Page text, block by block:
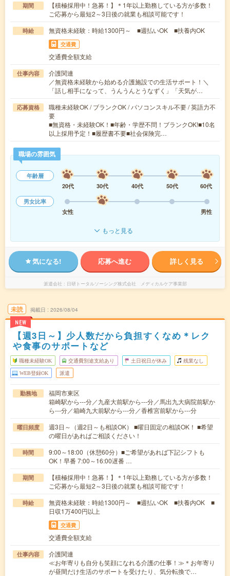
期間
【積極採用中！急募！】＊1年以上勤務している方が多数！
ご応募から最短2～3日後の就業も相談可能です！
時給 無資格未経験：時給1300円～ ■週払いOK ■扶養内OK
交通費
交通費全額支給
仕事内容
介護関連
／無資格未経験から始める介護施設での生活サポート！＼
「話し相手になって、うんうんとうなずく」「天気が…
応募資格
職種未経験OK / ブランクOK / パソコンスキル不要 / 英語力不
要
■無資格・未経験OK！■年齢・学歴不問！ブランクOK!■10名
以上採用予定！■履歴書不要■社会保険完…
職場の雰囲気
年齢層
20代
30代 40代 50代
60代
男女比率
女性
男性
もっと見る
気になる! 応募へ進む 詳しく見る
派遣会社 日研トータルソーシング株式会社 メディカルケア事業部
未読
NEW
掲載日 2026/08/04
【週3日～】少人数だから負担すくなめ＊レク
や食事のサポートなど
職種未経験OK 交通費別途支給あり 土日祝日が休み 残業なし
WEB登録OK 派遣
勤務地
福岡市東区
箱崎駅から---分／九産大前駅から---分／馬出九大病院前駅か
ら---分／箱崎九大前駅から---分／香椎宮前駅から---分
曜日頻度
週3日～（週2日～も相談OK） ■曜日固定の相談OK！ ■希望
の曜日があればご相談ください！
時間
9:00～18:00（休憩60分）■ご希望があれば下記シフトも
OK！早番 7:00～16:00遅番 …
期間
【積極採用中！急募！】＊1年以上勤務している方が多数！
ご応募から最短2～3日後の就業も相談可能です！
時給
無資格未経験：時給1300円～ ■週払いOK ■扶養内OK ■
日収1万400円以上
交通費
交通費全額支給
仕事内容
介護関連
≪お年寄りも自分も笑顔になれる介護の仕事！≫＊お年寄り
が昼間だけ生活のサポートを受けたり、気分転換で…